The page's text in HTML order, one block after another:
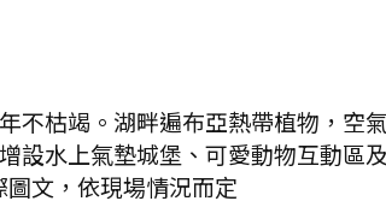
枯竭。湖畔遍布亞熱帶植物，空
水上氣墊城堡、可愛動物互動區
文，依現場情況而定